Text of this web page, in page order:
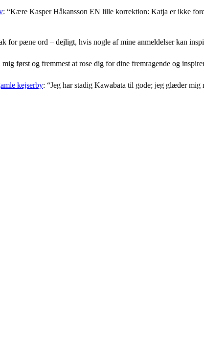
: “Kære Kasper Håkansson EN lille korrektion: Katja er ikke
for pæne ord – dejligt, hvis nogle af mine anmeldelser kan
først og fremmest at rose dig for dine fremragende og
kejserby: “Jeg har stadig Kawabata til gode; jeg glæder mig